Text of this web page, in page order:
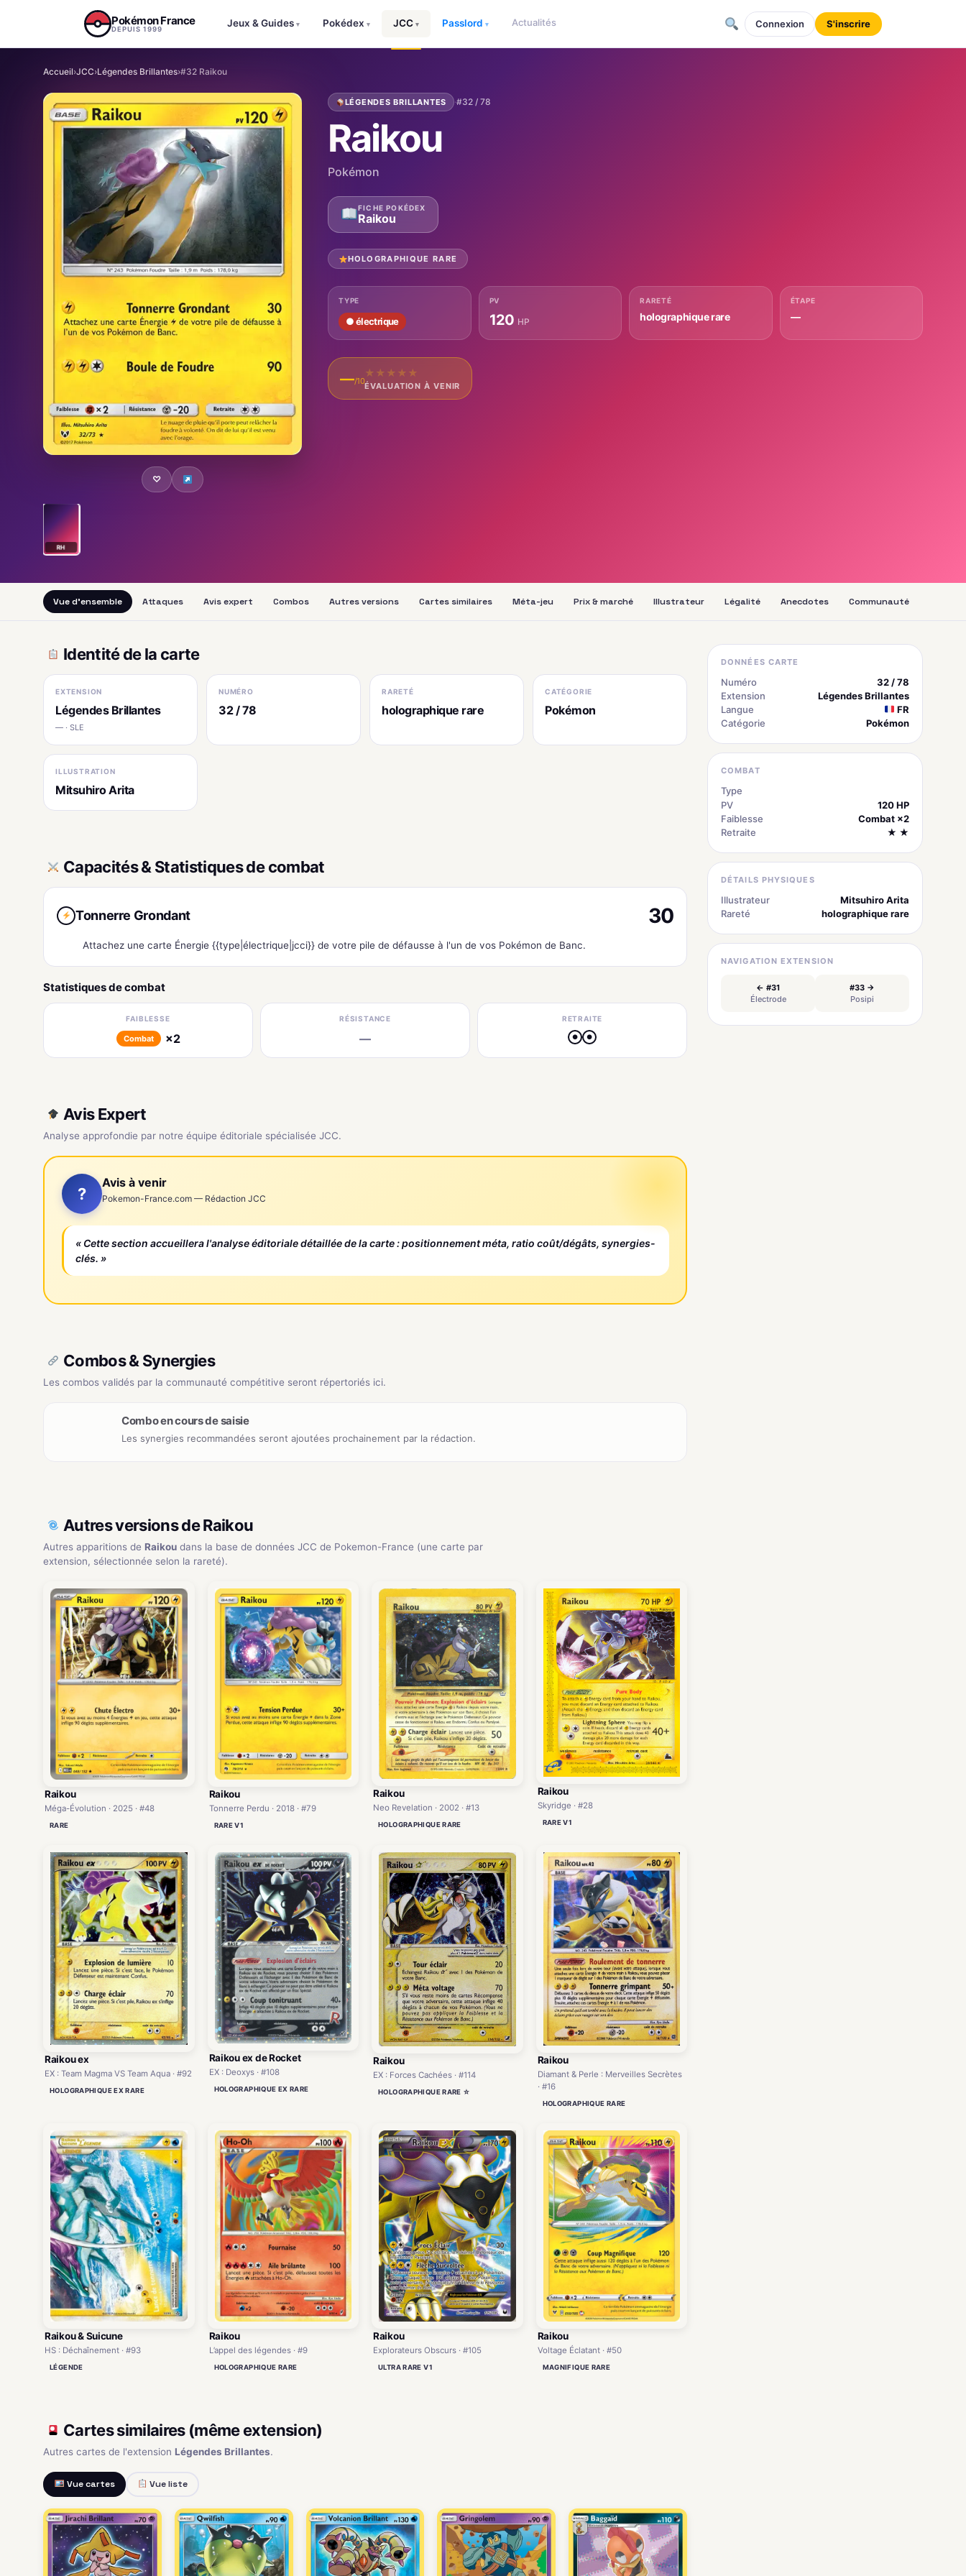
Pokémon France
DEPUIS 1999
Jeux & Guides ▾ Pokédex ▾ JCC ▾ Passlord ▾ Actualités Connexion S'inscrire
Accueil›JCC›Légendes Brillantes›#32 Raikou
♡
RH
LÉGENDES BRILLANTES ·#32 / 78
Raikou
Pokémon
FICHE POKÉDEX
Raikou
HOLOGRAPHIQUE RARE
TYPE
● électrique
PV
120 HP
RARETÉ
holographique rare
ÉTAPE
—
—/10
★ ★ ★ ★ ★
ÉVALUATION À VENIR
Vue d'ensemble Attaques Avis expert Combos Autres versions Cartes similaires Méta-jeu Prix & marché Illustrateur Légalité Anecdotes Communauté
Identité de la carte
EXTENSION
Légendes Brillantes
— · SLE
NUMÉRO
32 / 78
RARETÉ
holographique rare
CATÉGORIE
Pokémon
ILLUSTRATION
Mitsuhiro Arita
Capacités & Statistiques de combat
Tonnerre Grondant 30
Attachez une carte Énergie {{type|électrique|jcci}} de votre pile de défausse à l'un de vos Pokémon de Banc.
Statistiques de combat
FAIBLESSE
Combat ×2
RÉSISTANCE
—
RETRAITE
● ●
Avis Expert
Analyse approfondie par notre équipe éditoriale spécialisée JCC.
?
Avis à venir
Pokemon-France.com — Rédaction JCC
« Cette section accueillera l'analyse éditoriale détaillée de la carte : positionnement méta, ratio coût/dégâts, synergies-
clés. »
Combos & Synergies
Les combos validés par la communauté compétitive seront répertoriés ici.
Combo en cours de saisie
Les synergies recommandées seront ajoutées prochainement par la rédaction.
Autres versions de Raikou
Autres apparitions de Raikou dans la base de données JCC de Pokemon-France (une carte par
extension, sélectionnée selon la rareté).
Raikou
Méga-Évolution · 2025 · #48
RARE
Raikou
Tonnerre Perdu · 2018 · #79
RARE V1
Raikou
Neo Revelation · 2002 · #13
HOLOGRAPHIQUE RARE
Raikou
Skyridge · #28
RARE V1
Raikou ex
EX : Team Magma VS Team Aqua · #92
HOLOGRAPHIQUE EX RARE
Raikou ex de Rocket
EX : Deoxys · #108
HOLOGRAPHIQUE EX RARE
Raikou
EX : Forces Cachées · #114
HOLOGRAPHIQUE RARE ☆
Raikou
Diamant & Perle : Merveilles Secrètes
· #16
HOLOGRAPHIQUE RARE
Raikou & Suicune
HS : Déchaînement · #93
LÉGENDE
Raikou
L’appel des légendes · #9
HOLOGRAPHIQUE RARE
Raikou
Explorateurs Obscurs · #105
ULTRA RARE V1
Raikou
Voltage Éclatant · #50
MAGNIFIQUE RARE
Cartes similaires (même extension)
Autres cartes de l'extension Légendes Brillantes.
Vue cartes Vue liste
DONNÉES CARTE
Numéro
32 / 78
Extension
Légendes Brillantes
Langue
FR
Catégorie
Pokémon
COMBAT
Type
PV
120 HP
Faiblesse
Combat ×2
Retraite
★ ★
DÉTAILS PHYSIQUES
Illustrateur
Mitsuhiro Arita
Rareté
holographique rare
NAVIGATION EXTENSION
← #31
Électrode
#33 →
Posipi